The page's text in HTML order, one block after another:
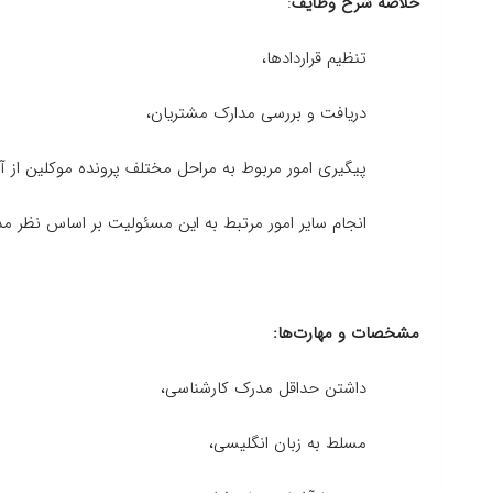
تنظیم قراردادها،
دریافت و بررسی مدارک مشتریان،
پیگیری امور مربوط به مراحل مختلف پرونده موکلین از
انجام سایر امور مرتبط به این مسئولیت بر اساس نظر
مشخصات و مهارت‌ها:
داشتن حداقل مدرک کارشناسی،
مسلط به زبان انگلیسی،